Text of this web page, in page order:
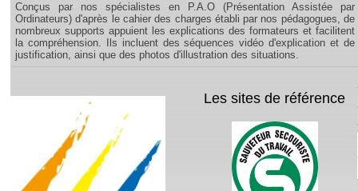
Conçus par nos spécialistes en P.A.O (Présentation Assistée par
Ordinateurs) d'après le cahier des charges établi par nos pédagogues, de
nombreux supports appuient les explications des formateurs et facilitent
la compréhension. Ils incluent des séquences vidéo d'explication et de
justification, ainsi que des photos d'illustration des situations.
Les sites de référence